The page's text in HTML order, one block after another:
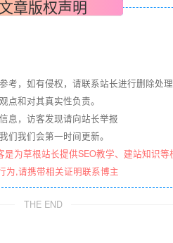
章版权声明
考，如有侵权，请联系站长进行删除处理
点和对其真实性负责。
息，访客发现请向站长举报
们我们会第一时间更新。
为草根站长提供SEO教学、建站知识
为,请携带相关证明联系博主
THE END
QQ登录